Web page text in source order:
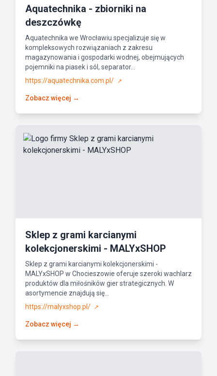
Aquatechnika - zbiorniki na
deszczówkę
Aquatechnika we Wrocławiu specjalizuje się w
kompleksowych rozwiązaniach z zakresu
magazynowania i gospodarki wodnej, obejmujących
pojemniki na piasek i sól, separator...
https://aquatechnika.com.pl/
↗
Zobacz więcej →
Sklep z grami karcianymi
kolekcjonerskimi - MALYxSHOP
Sklep z grami karcianymi kolekcjonerskimi -
MALYxSHOP w Chocieszowie oferuje szeroki wachlarz
produktów dla miłośników gier strategicznych. W
asortymencie znajdują się...
https://malyxshop.pl/
↗
Zobacz więcej →